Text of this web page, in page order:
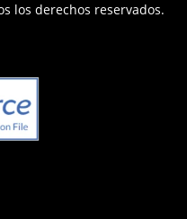
los derechos reservados.